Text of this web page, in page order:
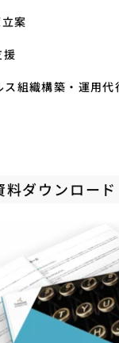
案
援
ス組織構築・運用代
料ダウンロード